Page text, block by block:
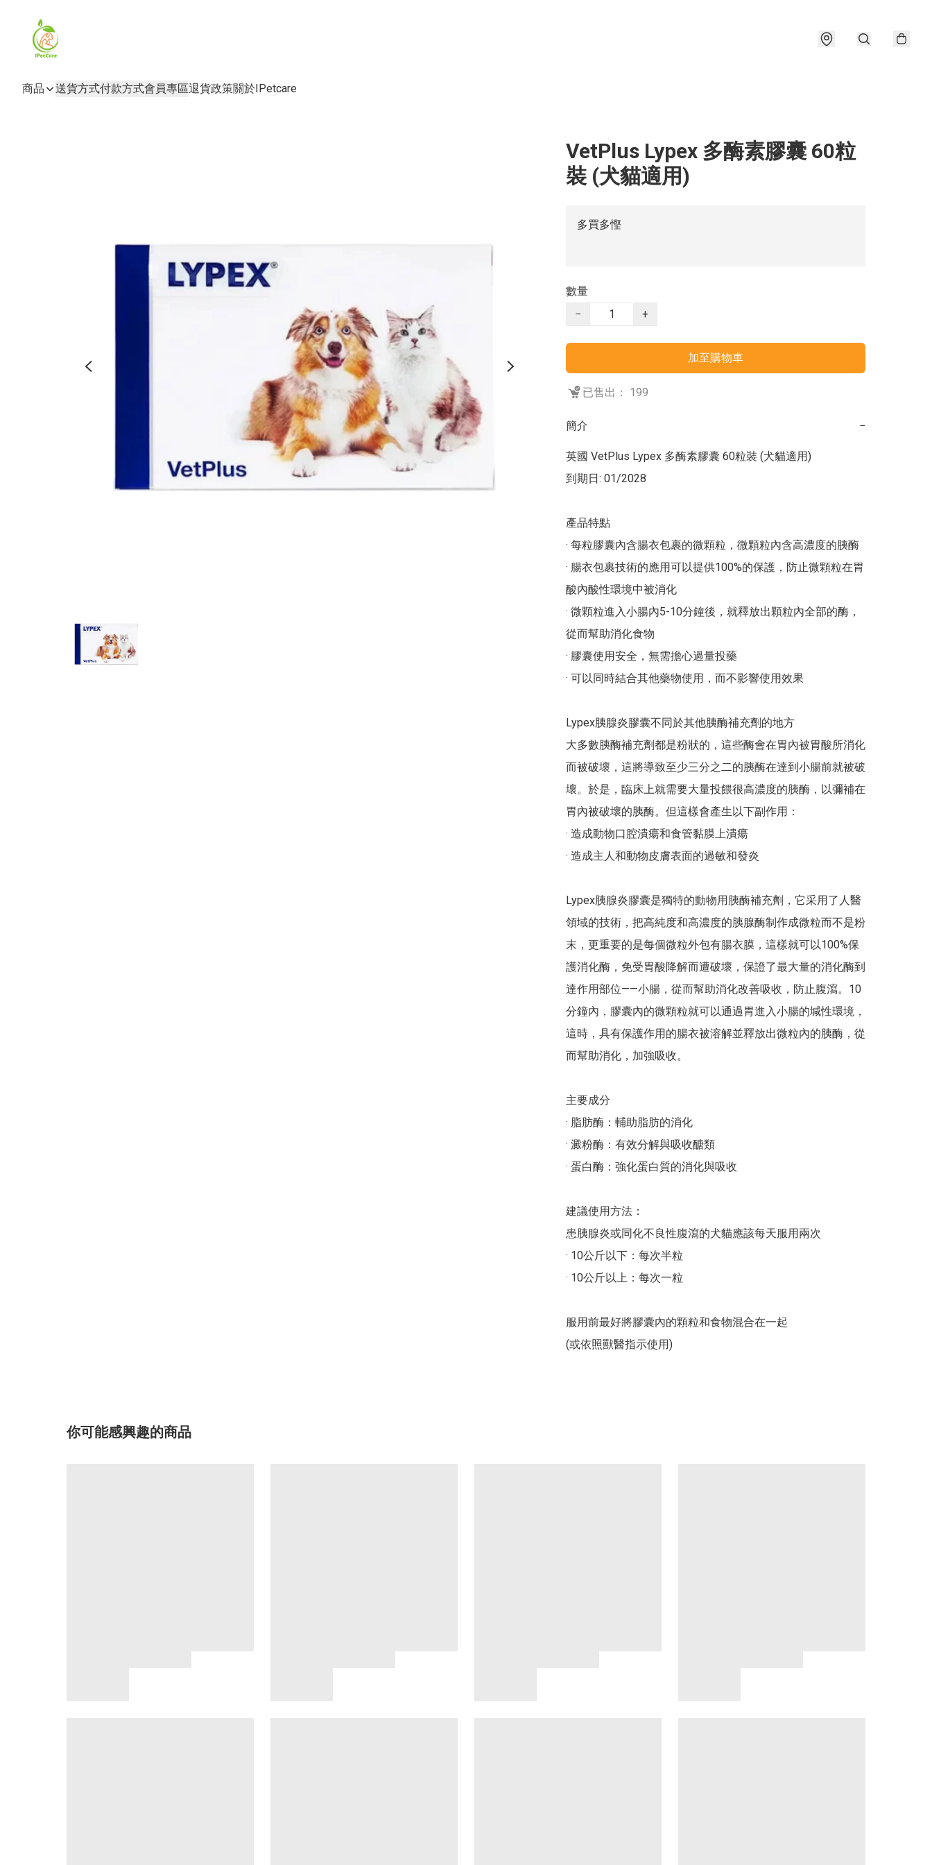
商品 送貨方式付款方式會員專區退貨政策關於IPetcare
VetPlus Lypex 多酶素膠囊 60粒
裝 (犬貓適用)
多買多慳
數量
−
+
加至購物車
已售出： 199
簡介 −
英國 VetPlus Lypex 多酶素膠囊 60粒裝 (犬貓適用)
到期日: 01/2028
產品特點
· 每粒膠囊內含腸衣包裹的微顆粒，微顆粒內含高濃度的胰酶
· 腸衣包裹技術的應用可以提供100%的保護，防止微顆粒在胃
酸內酸性環境中被消化
· 微顆粒進入小腸內5-10分鐘後，就釋放出顆粒內全部的酶，
從而幫助消化食物
· 膠囊使用安全，無需擔心過量投藥
· 可以同時結合其他藥物使用，而不影響使用效果
Lypex胰腺炎膠囊不同於其他胰酶補充劑的地方
大多數胰酶補充劑都是粉狀的，這些酶會在胃內被胃酸所消化
而被破壞，這將導致至少三分之二的胰酶在達到小腸前就被破
壞。於是，臨床上就需要大量投餵很高濃度的胰酶，以彌補在
胃內被破壞的胰酶。但這樣會產生以下副作用：
· 造成動物口腔潰瘍和食管黏膜上潰瘍
· 造成主人和動物皮膚表面的過敏和發炎
Lypex胰腺炎膠囊是獨特的動物用胰酶補充劑，它采用了人醫
領域的技術，把高純度和高濃度的胰腺酶制作成微粒而不是粉
末，更重要的是每個微粒外包有腸衣膜，這樣就可以100%保
護消化酶，免受胃酸降解而遭破壞，保證了最大量的消化酶到
達作用部位——小腸，從而幫助消化改善吸收，防止腹瀉。10
分鐘內，膠囊內的微顆粒就可以通過胃進入小腸的堿性環境，
這時，具有保護作用的腸衣被溶解並釋放出微粒內的胰酶，從
而幫助消化，加強吸收。
主要成分
· 脂肪酶：輔助脂肪的消化
· 澱粉酶：有效分解與吸收醣類
· 蛋白酶：強化蛋白質的消化與吸收
建議使用方法：
患胰腺炎或同化不良性腹瀉的犬貓應該每天服用兩次
· 10公斤以下：每次半粒
· 10公斤以上：每次一粒
服用前最好將膠囊內的顆粒和食物混合在一起
(或依照獸醫指示使用)
你可能感興趣的商品